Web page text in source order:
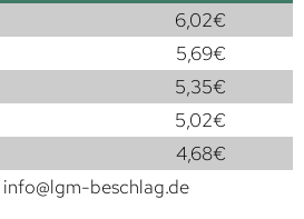
6,02€
5,69€
5,35€
5,02€
4,68€
info@lgm-beschlag.de